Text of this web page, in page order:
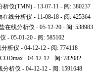
析仪(TMN) - 13-07-11 - 阅: 380237
在线分析仪 - 11-08-18 - 阅: 425364
在线分析仪 - 05-12-20 - 阅: 538983
- 05-01-20 - 阅: 585102
析仪 - 04-12-12 - 阅: 774118
- 04-12-12 - 阅: 782082
分析仪 - 04-12-12 - 阅: 1591648